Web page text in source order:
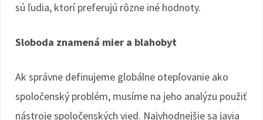
sú ľudia, ktorí preferujú rôzne iné hodnoty.
Sloboda znamená mier a blahobyt
Ak správne definujeme globálne otepľovanie ako
spoločenský problém, musíme na jeho analýzu použiť
nástroje spoločenských vied. Najvhodnejšie sa javia